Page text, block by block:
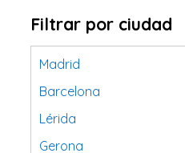
Filtrar por ciudad
Madrid
Barcelona
Lérida
Gerona